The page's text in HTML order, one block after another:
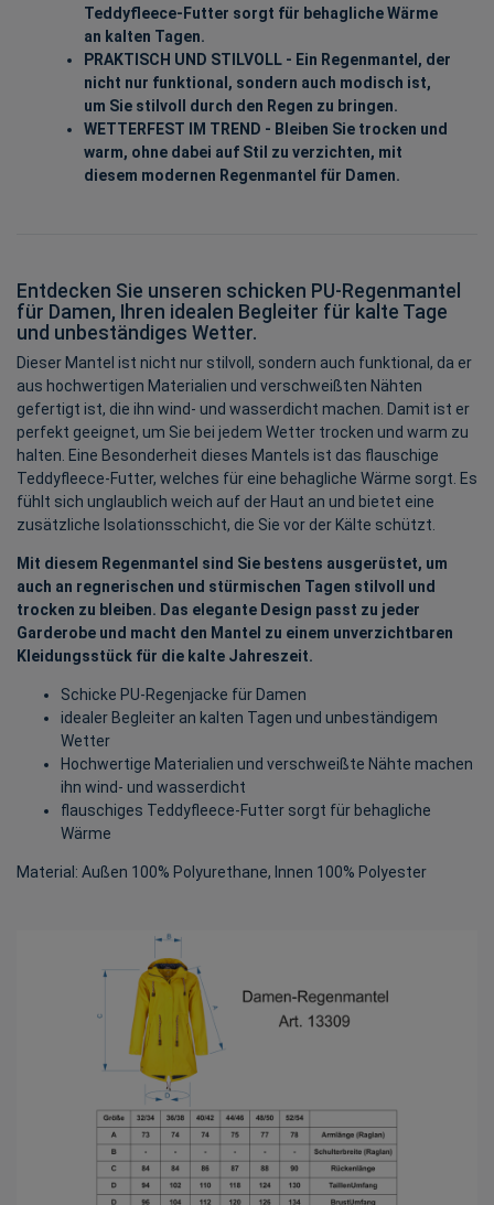
Teddyfleece-Futter sorgt für behagliche Wärme
an kalten Tagen.
PRAKTISCH UND STILVOLL - Ein Regenmantel, der
nicht nur funktional, sondern auch modisch ist,
um Sie stilvoll durch den Regen zu bringen.
WETTERFEST IM TREND - Bleiben Sie trocken und
warm, ohne dabei auf Stil zu verzichten, mit
diesem modernen Regenmantel für Damen.
Entdecken Sie unseren schicken PU-Regenmantel
für Damen, Ihren idealen Begleiter für kalte Tage
und unbeständiges Wetter.
Dieser Mantel ist nicht nur stilvoll, sondern auch funktional, da er
aus hochwertigen Materialien und verschweißten Nähten
gefertigt ist, die ihn wind- und wasserdicht machen. Damit ist er
perfekt geeignet, um Sie bei jedem Wetter trocken und warm zu
halten. Eine Besonderheit dieses Mantels ist das flauschige
Teddyfleece-Futter, welches für eine behagliche Wärme sorgt. Es
fühlt sich unglaublich weich auf der Haut an und bietet eine
zusätzliche Isolationsschicht, die Sie vor der Kälte schützt.
Mit diesem Regenmantel sind Sie bestens ausgerüstet, um
auch an regnerischen und stürmischen Tagen stilvoll und
trocken zu bleiben. Das elegante Design passt zu jeder
Garderobe und macht den Mantel zu einem unverzichtbaren
Kleidungsstück für die kalte Jahreszeit.
Schicke PU-Regenjacke für Damen
idealer Begleiter an kalten Tagen und unbeständigem
Wetter
Hochwertige Materialien und verschweißte Nähte machen
ihn wind- und wasserdicht
flauschiges Teddyfleece-Futter sorgt für behagliche
Wärme
Material: Außen 100% Polyurethane, Innen 100% Polyester